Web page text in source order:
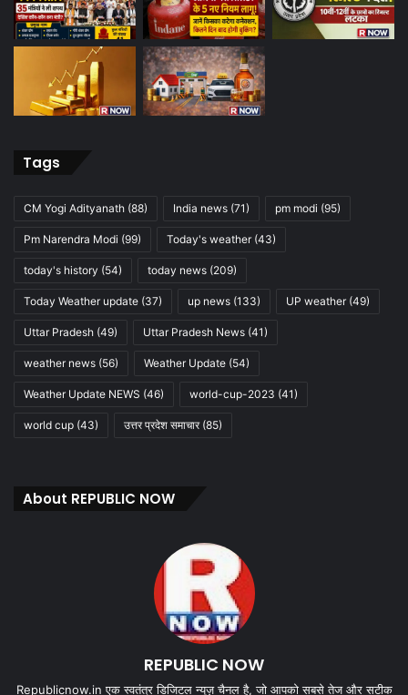
Tags
CM Yogi Adityanath (88) India news (71) pm modi (95)
Pm Narendra Modi (99) Today's weather(43)
today's history (54) today news (209)
Today Weather update (37) up news (133) UP weather(49)
Uttar Pradesh (49) Uttar Pradesh News (41)
weather news (56) Weather Update (54)
Weather Update NEWS (46) world-cup-2023 (41)
world cup (43) उत्तर प्रदेश समाचार(85)
About REPUBLIC NOW
REPUBLIC NOW
Republicnow.in एक स्वतंत्र डिजिटल न्यूज़ चैनल है, जो आपको सबसे तेज और सटीक